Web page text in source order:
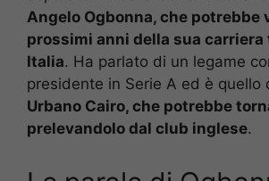
Angelo Ogbonna, che potrebbe
prossimi anni della sua carriera
Italia. Ha parlato di un legame
presidente in Serie A ed è quello
Urbano Cairo, che potrebbe
prelevandolo dal club inglese.